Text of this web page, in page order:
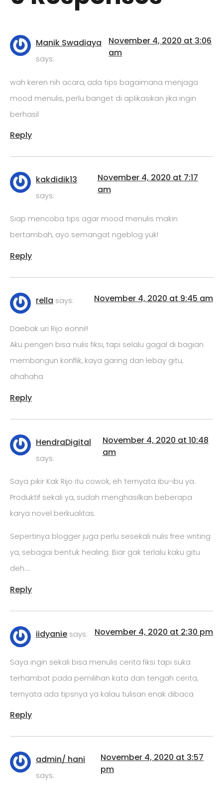
Manik Swadiaya
says:
November 4, 2020 at 3:06
am
wah keren nih acara, ada tips bagaimana menjaga
mood menulis, perlu banget di aplikasikan jika ingin
berhasil
Reply
kakdidik13
says:
November 4, 2020 at 7:17
am
Siap mencoba tips agar mood menulis makin
bertambah, ayo semangat ngeblog yuk!
Reply
rella says: November 4, 2020 at 9:45 am
Daebak uri Rijo eonni!!
Aku pengen bisa nulis fiksi, tapi selalu gagal di bagian
membangun konflik, kaya garing dan lebay gitu,
ahahaha
Reply
HendraDigital
says:
November 4, 2020 at 10:48
am
Saya pikir Kak Rijo itu cowok, eh ternyata ibu-ibu ya.
Produktif sekali ya, sudah menghasilkan beberapa
karya novel berkualitas.
Sepertinya blogger juga perlu sesekali nulis free writing
ya, sebagai bentuk healing. Biar gak terlalu kaku gitu
deh….
Reply
iidyanie says: November 4, 2020 at 2:30 pm
Saya ingin sekali bisa menulis cerita fiksi tapi suka
terhambat pada pemilihan kata dan tengah cerita,
ternyata ada tipsnya ya kalau tulisan enak dibaca
Reply
admin/ hani
says:
November 4, 2020 at 3:57
pm